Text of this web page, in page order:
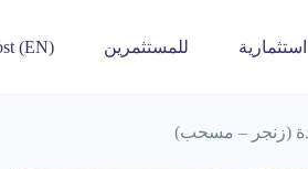
للمستثمرين (EN)
(زنجر – مسحب)